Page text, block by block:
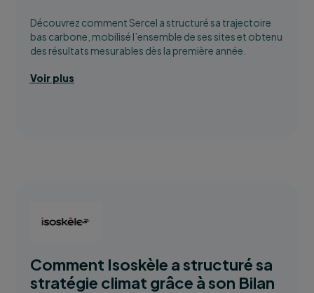
Découvrez comment Sercel a structuré sa trajectoire
bas carbone, mobilisé l’ensemble de ses sites et obtenu
des résultats mesurables dès la première année.
Voir plus
Comment Isoskèle a structuré sa
stratégie climat grâce à son Bilan